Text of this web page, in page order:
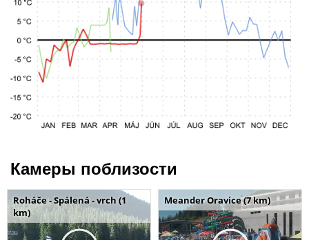
Камеры поблизости
Roháče - Spálená - vrch (1
km)
Meander Oravice (7 km)